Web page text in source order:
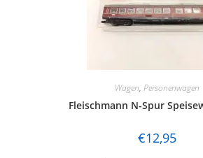
Wagen, Personenwagen
Fleischmann N-Spur
€12,95